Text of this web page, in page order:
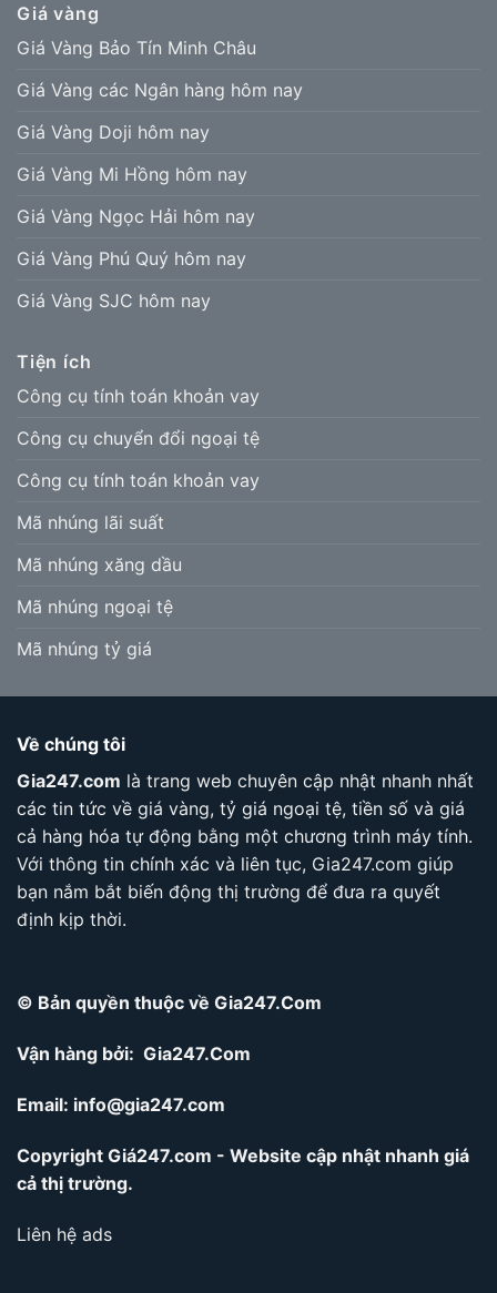
Giá vàng
Giá Vàng Bảo Tín Minh Châu
Giá Vàng các Ngân hàng hôm nay
Giá Vàng Doji hôm nay
Giá Vàng Mi Hồng hôm nay
Giá Vàng Ngọc Hải hôm nay
Giá Vàng Phú Quý hôm nay
Giá Vàng SJC hôm nay
Tiện ích
Công cụ tính toán khoản vay
Công cụ chuyển đổi ngoại tệ
Công cụ tính toán khoản vay
Mã nhúng lãi suất
Mã nhúng xăng dầu
Mã nhúng ngoại tệ
Mã nhúng tỷ giá
Về chúng tôi
Gia247.com là trang web chuyên cập nhật nhanh nhất
các tin tức về giá vàng, tỷ giá ngoại tệ, tiền số và giá
cả hàng hóa tự động bằng một chương trình máy tính.
Với thông tin chính xác và liên tục, Gia247.com giúp
bạn nắm bắt biến động thị trường để đưa ra quyết
định kịp thời.
© Bản quyền thuộc về Gia247.Com
Vận hàng bởi: Gia247.Com
Email: info@gia247.com
Copyright Giá247.com - Website cập nhật nhanh giá
cả thị trường.
Liên hệ ads